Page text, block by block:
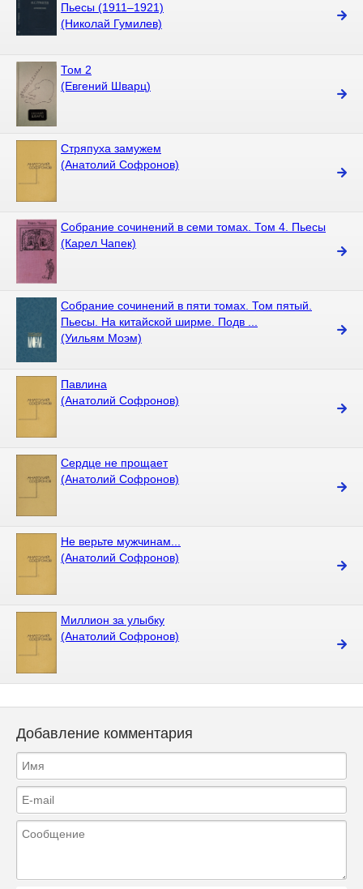
Пьесы (1911–1921)
(Николай Гумилев)
Том 2
(Евгений Шварц)
Стряпуха замужем
(Анатолий Софронов)
Собрание сочинений в семи томах. Том 4. Пьесы
(Карел Чапек)
Собрание сочинений в пяти томах. Том пятый.
Пьесы. На китайской ширме. Подв ...
(Уильям Моэм)
Павлина
(Анатолий Софронов)
Сердце не прощает
(Анатолий Софронов)
Не верьте мужчинам...
(Анатолий Софронов)
Миллион за улыбку
(Анатолий Софронов)
Добавление комментария